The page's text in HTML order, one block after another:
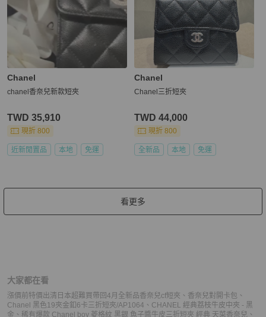
Chanel
chanel香奈兒新款短夾
TWD 35,910
現折 800
近新閒置品 本地 免運
Chanel
Chanel三折短夾
TWD 44,000
現折 800
全新品 本地 免運
看更多
大家都在看
漲價前特價出清日本超難買帶回4月全新品香奈兒cf短夾 、 香奈兒對開卡包 、
Chanel 黑色19夾金釦6卡三折短夾/AP1064 、 CHANEL 經典荔枝牛皮中夾 - 黑
金 、 稀有爆款 Chanel boy 菱格紋 黑銀 魚子醬牛皮三折短夾 經典 天菜香奈兒 、